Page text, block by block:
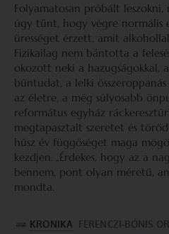
Folyamatosan próbált
úgy tűnt, hogy végre normális
ürességet érzett, amit
Fizikailag nem bántotta a
okozott neki a hazugságokkal,
bűntudat, a lelki
az életre, a még súlyosabb
református egyház
megtapasztalt szeretet és
húsz év függőséget maga
kezdjen.
„Érdekes, hogy az a
bennem, pont olyan méretű,
mondta.